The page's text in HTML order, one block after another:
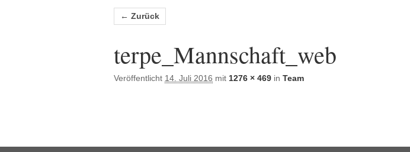
Bilder-Navigation
← Zurück
terpe_Mannschaft_web
Veröffentlicht 14. Juli 2016 mit 1276 × 469 in Team